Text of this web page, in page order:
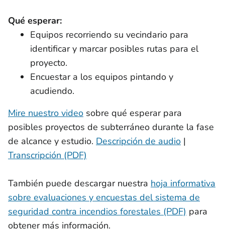
Qué esperar:
Equipos recorriendo su vecindario para
identificar y marcar posibles rutas para el
proyecto.
Encuestar a los equipos pintando y
acudiendo.
Mire nuestro video sobre qué esperar para
posibles proyectos de subterráneo durante la fase
de alcance y estudio. Descripción de audio |
Transcripción (PDF)
También puede descargar nuestra hoja informativa
sobre evaluaciones y encuestas del sistema de
seguridad contra incendios forestales (PDF) para
obtener más información.